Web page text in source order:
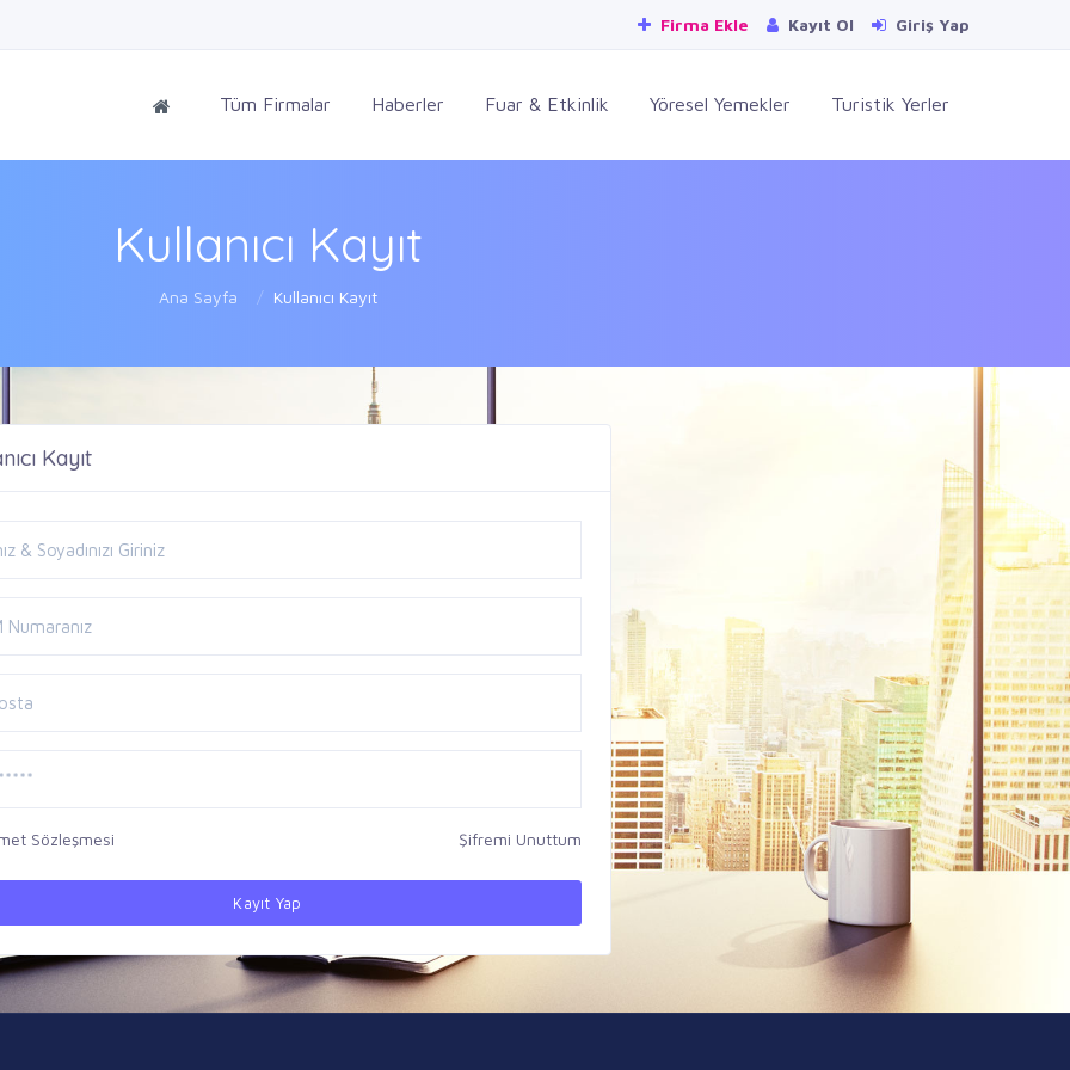
Firma Ekle Kayıt Ol Giriş Yap
Tüm Firmalar Haberler Fuar & Etkinlik Yöresel Yemekler Turistik Yerler
Kullanıcı Kayıt
Ana Sayfa Kullanıcı Kayıt
Kayıt
Sözleşmesi Şifremi Unuttum
Kayıt Yap